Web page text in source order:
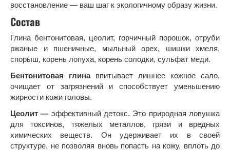
восстановление — ваш шаг к экологичному образу жизни.
Состав
Глина бентонитовая, цеолит, горчичный порошок, отруби
ржаные и пшеничные, мыльный орех, шишки хмеля,
спорыш, корень лопуха, корень солодки, сульфат меди.
Бентонитовая глинавпитывает лишнее кожное сало,
очищает от загрязнений и способствует уменьшению
жирности кожи головы.
Цеолит — эффективный детокс. Это природная ловушка
для токсинов, тяжелых металлов, грязи и вредных
химических веществ. Он удерживает их в своей
структуре, не позволяя вновь попасть на кожу, вплоть до